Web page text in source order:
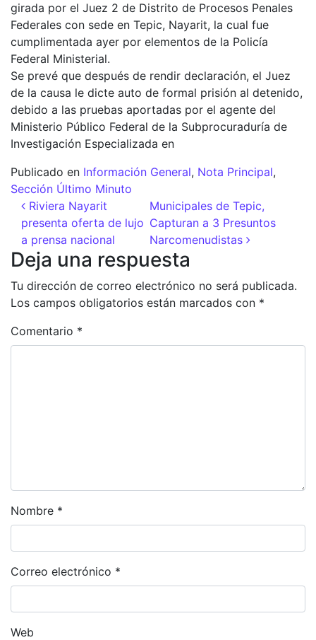
girada por el Juez 2 de Distrito de Procesos Penales
Federales con sede en Tepic, Nayarit, la cual fue
cumplimentada ayer por elementos de la Policía
Federal Ministerial.
Se prevé que después de rendir declaración, el Juez
de la causa le dicte auto de formal prisión al detenido,
debido a las pruebas aportadas por el agente del
Ministerio Público Federal de la Subprocuraduría de
Investigación Especializada en
Publicado en Información General, Nota Principal,
Sección Último Minuto
Navegación de entradas
Riviera Nayarit
presenta oferta de lujo
a prensa nacional
Municipales de Tepic,
Capturan a 3 Presuntos
Narcomenudistas
Deja una respuesta
Tu dirección de correo electrónico no será publicada.
Los campos obligatorios están marcados con *
Comentario *
Nombre *
Correo electrónico *
Web